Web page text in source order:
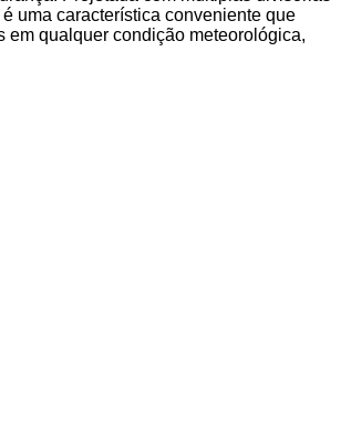
uma característica conveniente que
em qualquer condição meteorológica,